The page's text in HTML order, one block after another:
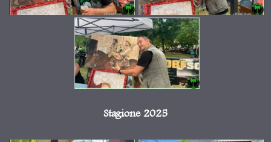
Stagione 2025